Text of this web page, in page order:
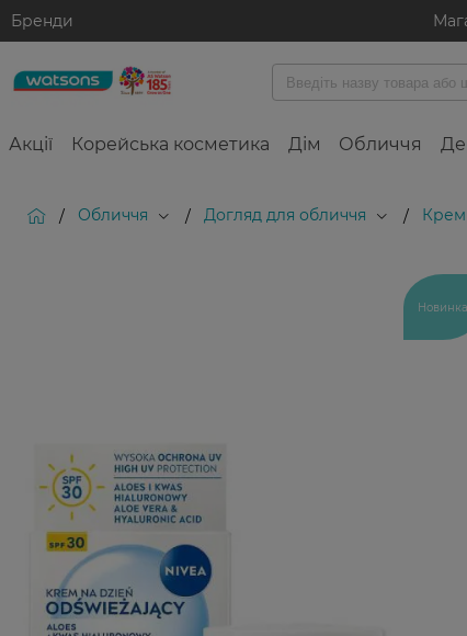
Бренди
Акції Корейська косметика Дім Обличчя
/ Обличчя / Догляд для обличчя / Крем
Новинка